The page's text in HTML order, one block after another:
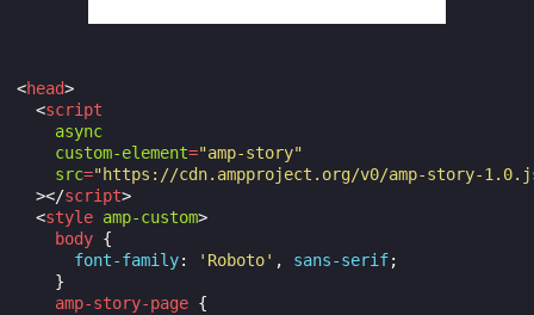
<head>
<script
async
custom-element="amp-story"
src="https://cdn.ampproject.org/v0/amp-story-
></script>
<style amp-custom>
body {
font-family: 'Roboto' , sans-serif;
}
amp-story-page {